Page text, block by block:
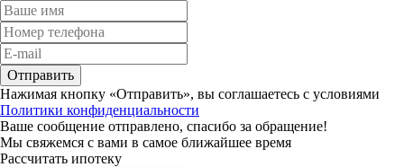
Отправить
Нажимая кнопку «Отправить», вы соглашаетесь с условиями
Политики конфиденциальности
Ваше сообщение отправлено, спасибо за обращение!
Мы свяжемся с вами в самое ближайшее время
Рассчитать ипотеку